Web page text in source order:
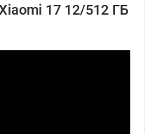
17 12/512 ГБ